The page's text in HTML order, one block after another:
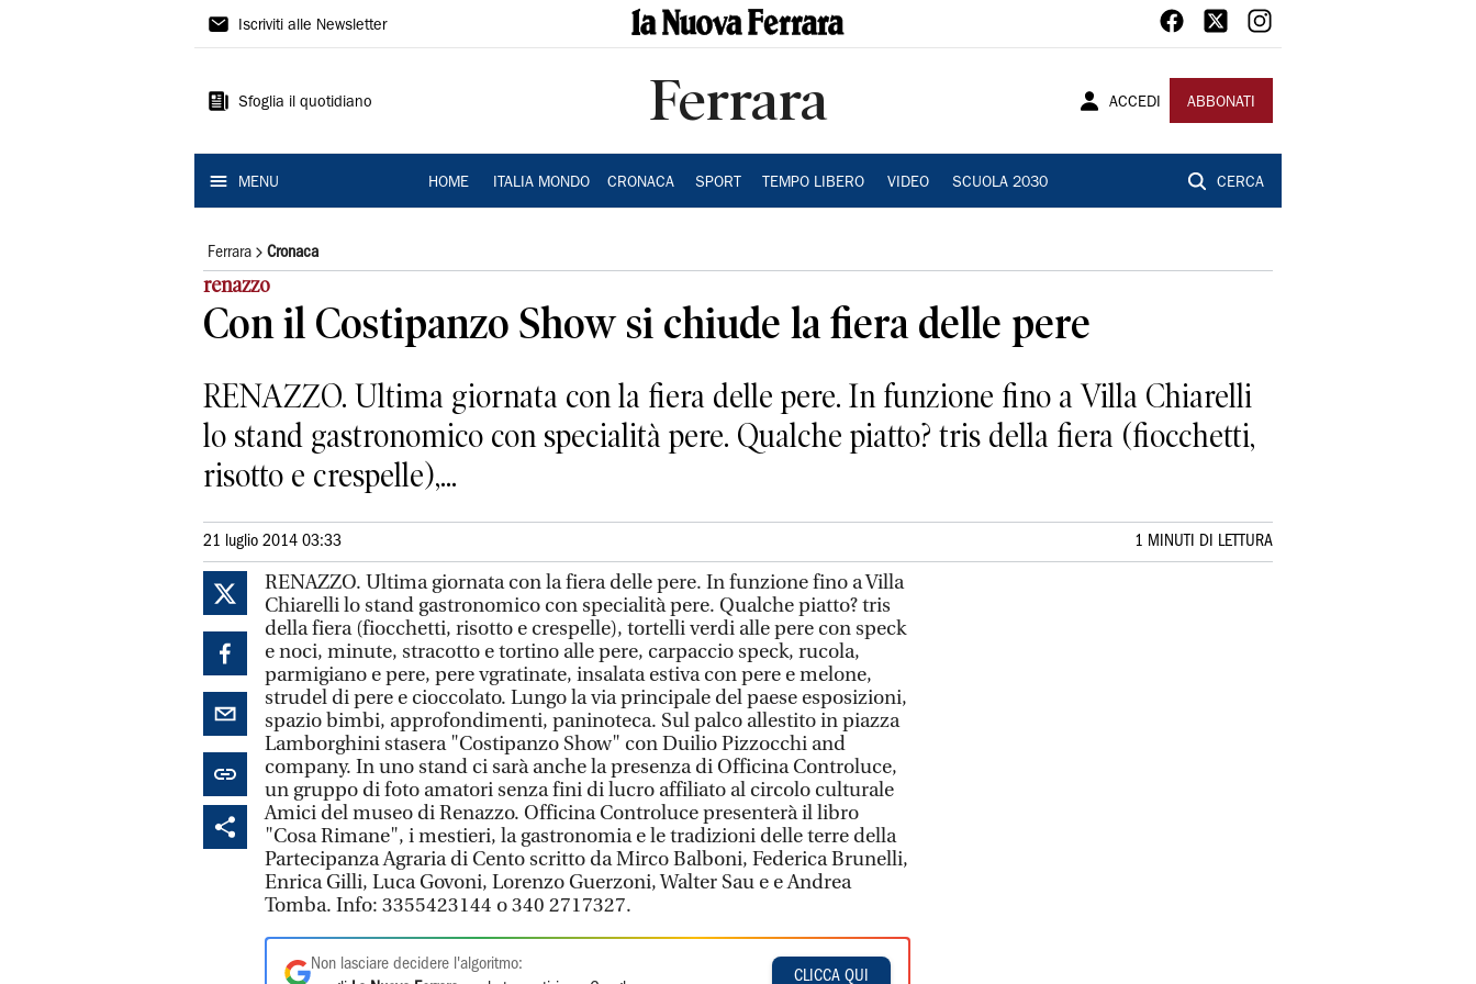
La
Ferrara
Iscriviti alle Newsletter
Sfoglia il quotidiano Ferrara ACCEDI ABBONATI
MENU HOME ITALIA MONDO CRONACA SPORT TEMPO LIBERO VIDEO SCUOLA 2030 CERCA
Ferrara Cronaca
renazzo
Con il Costipanzo Show si chiude la fiera delle pere
RENAZZO. Ultima giornata con la fiera delle pere. In funzione fino a Villa Chiarelli
lo stand gastronomico con specialità pere. Qualche piatto? tris della fiera (fiocchetti,
risotto e crespelle),...
21 luglio 2014 03:33 1 MINUTI DI LETTURA
RENAZZO. Ultima giornata con la fiera delle pere. In funzione fino a Villa
Chiarelli lo stand gastronomico con specialità pere. Qualche piatto? tris
della fiera (fiocchetti, risotto e crespelle), tortelli verdi alle pere con speck
e noci, minute, stracotto e tortino alle pere, carpaccio speck, rucola,
parmigiano e pere, pere vgratinate, insalata estiva con pere e melone,
strudel di pere e cioccolato. Lungo la via principale del paese esposizioni,
spazio bimbi, approfondimenti, paninoteca. Sul palco allestito in piazza
Lamborghini stasera "Costipanzo Show" con Duilio Pizzocchi and
company. In uno stand ci sarà anche la presenza di Officina Controluce,
un gruppo di foto amatori senza fini di lucro affiliato al circolo culturale
Amici del museo di Renazzo. Officina Controluce presenterà il libro
"Cosa Rimane", i mestieri, la gastronomia e le tradizioni delle terre della
Partecipanza Agraria di Cento scritto da Mirco Balboni, Federica Brunelli,
Enrica Gilli, Luca Govoni, Lorenzo Guerzoni, Walter Sau e e Andrea
Tomba. Info: 3355423144 o 340 2717327.
Non lasciare decidere l'algoritmo:
CLICCA QUI